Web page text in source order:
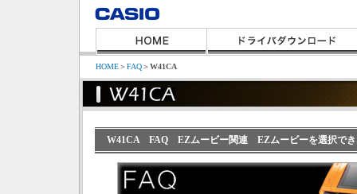
HOME＞FAQ＞W41CA
W41CA FAQ EZムービー関連 EZムービーを選択でき